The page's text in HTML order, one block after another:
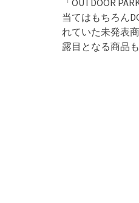
「OUTDOOR
当てはもちろん
れていた未発表
露目となる商品